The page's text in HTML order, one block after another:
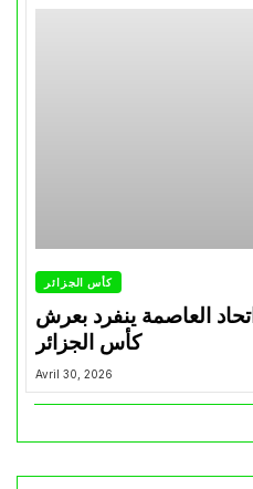
كأس الجزائر
العاصمة ينفرد بعرش
كأس الجزائر
Avril 30, 2026